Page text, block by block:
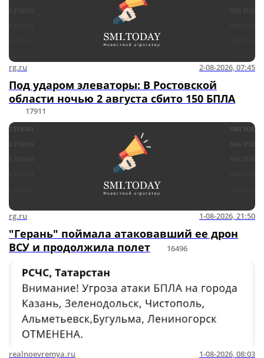
rg.ru 2-08-2026, 07:45
Под ударом элеваторы: В Ростовской
области ночью 2 августа сбито 150 БПЛА
17911
rg.ru 1-08-2026, 21:50
"Герань" поймала атаковавший ее дрон
ВСУ и продолжила полет
16496
realnoevremya.ru 1-08-2026, 08:03